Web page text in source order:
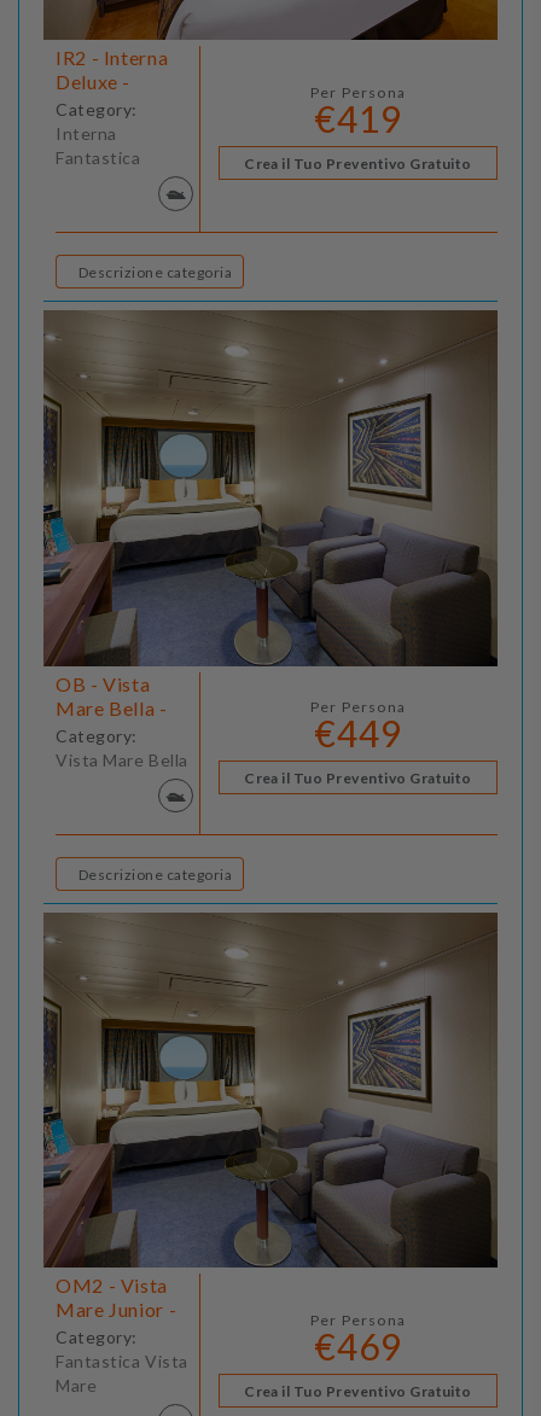
IR2 - Interna
Deluxe -
Category:
Interna
Fantastica
Per Persona
€419
Crea il Tuo Preventivo Gratuito
Descrizione categoria
OB - Vista
Mare Bella -
Category:
Vista Mare Bella
Per Persona
€449
Crea il Tuo Preventivo Gratuito
Descrizione categoria
OM2 - Vista
Mare Junior -
Category:
Fantastica Vista
Mare
Per Persona
€469
Crea il Tuo Preventivo Gratuito